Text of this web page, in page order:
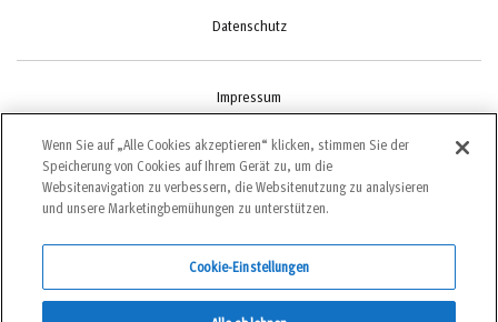
Datenschutz
Impressum
Cookie-Einstellungen
©2022 bergundsteigen
Wenn Sie auf „Alle Cookies akzeptieren“ klicken, stimmen Sie der
Speicherung von Cookies auf Ihrem Gerät zu, um die
Websitenavigation zu verbessern, die Websitenutzung zu analysieren
und unsere Marketingbemühungen zu unterstützen.
Cookie-Einstellungen